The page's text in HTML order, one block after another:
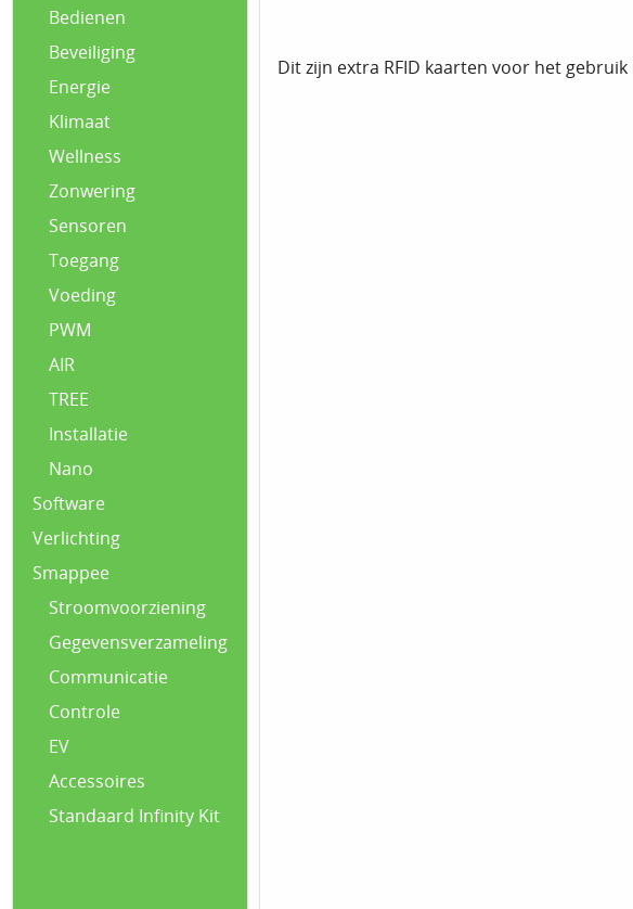
Bedienen
Beveiliging
Energie
Klimaat
Wellness
Zonwering
Sensoren
Toegang
Voeding
PWM
AIR
TREE
Installatie
Nano
Software
Verlichting
Smappee
Stroomvoorziening
Gegevensverzameling
Communicatie
Controle
EV
Accessoires
Standaard Infinity Kit
Dit zijn extra RFID kaarten voor het gebruik